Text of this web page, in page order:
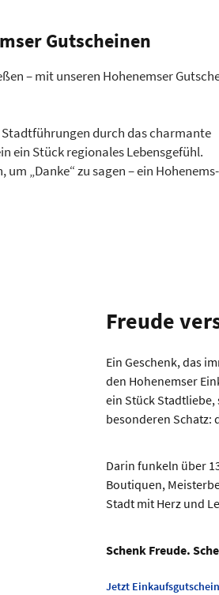
Gutscheinen
– mit unseren Hohenemser
durch das charmante
ein Stück regionales Lebensgefühl.
„Danke“ zu sagen – ein Hohenems-
Freude
Ein Geschenk, das
den Hohenemser
ein Stück Stadtliebe,
besonderen Schatz:
Darin funkeln über
Boutiquen,
Stadt mit Herz und
Schenk Freude.
Jetzt